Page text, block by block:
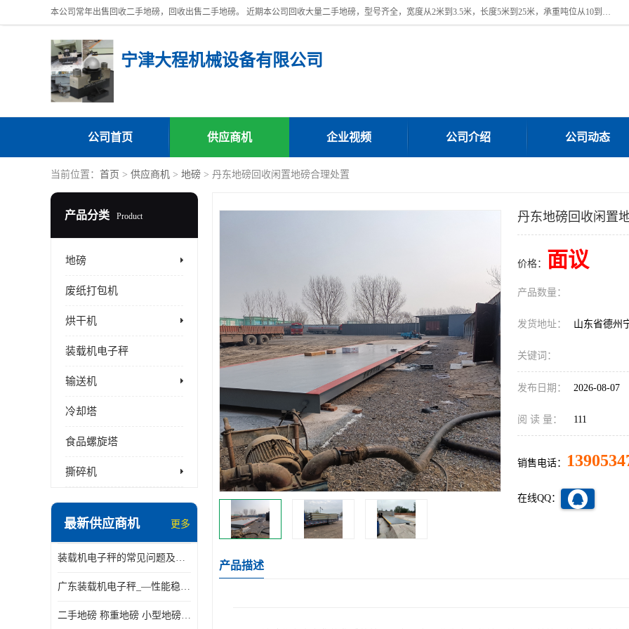
本公司常年出售回收二手地磅，回收出售二手地磅。 近期本公司回收大量二手地磅，型号齐全，宽度从2米到3.5米，长度5米到25米，承重吨位从10到200吨，成色7—9成新。 ? 使用年限6个月至2年，产品来源于个人闲置品，工矿企业停用品，因小换大而来。 精准度和新的一样， 二手地磅是内行人的选择，打个电话就省钱朋友您好等什么
宁津大程机械设备有限公司
公司首页 供应商机 企业视频 公司介绍 公司动态
当前位置： 首页 > 供应商机 > 地磅 > 丹东地磅回收闲置地磅合理处置
产品分类 Product
地磅
废纸打包机
烘干机
装载机电子秤
输送机
冷却塔
食品螺旋塔
撕碎机
最新供应商机 更多
装载机电子秤的常见问题及解决方法介绍
广东装载机电子秤_—性能稳定—操作简单—品质可靠
二手地磅 称重地磅 小型地磅 一百吨地磅
丹东地磅回收闲置
价格： 面议
产品数量：
发货地址： 山东省德州
关键词：
发布日期： 2026-08-07
阅 读 量： 111
销售电话：
在线QQ：
产品描述